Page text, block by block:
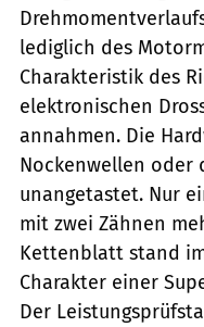
lediglich des
Charakteristik des
elektronischen
annahmen. Die
Nockenwellen oder
unangetastet. Nur
mit zwei Zähnen
Kettenblatt stand
Charakter einer
Der